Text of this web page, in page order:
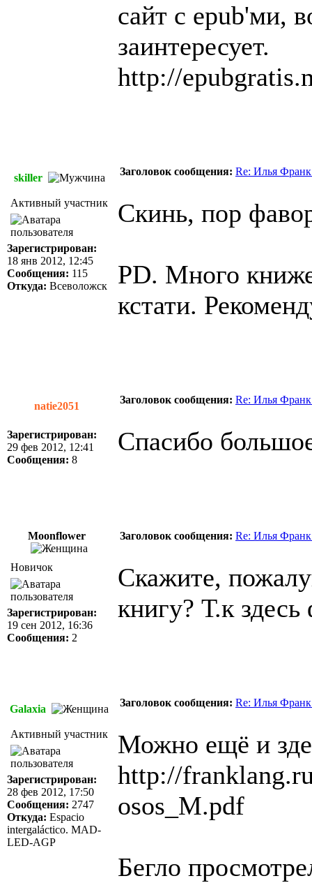
сайт с epub'ми,
заинтересует.
http://
skiller
Заголовок сообщения: Re: Илья
Активный участник
Зарегистрирован:
18 янв 2012, 12:45
Сообщения: 115
Откуда: Всеволожск
Скинь, пор
PD. Много
кстати.
natie2051
Заголовок сообщения: Re: Илья
Зарегистрирован:
29 фев 2012, 12:41
Сообщения: 8
Спасибо
Moonflower Заголовок сообщения: Re: Илья
Новичок
Зарегистрирован:
19 сен 2012, 16:36
Сообщения: 2
Скажите,
книгу? Т.к
Galaxia
Заголовок сообщения: Re: Илья
Активный участник
Зарегистрирован:
28 фев 2012, 17:50
Сообщения: 2747
Откуда: Espacio
intergaláctico. MAD-
LED-AGP
Можно ещё и
http://
osos_M.pdf
Бегло